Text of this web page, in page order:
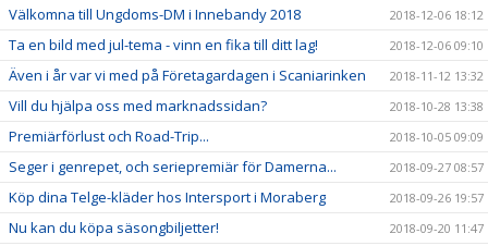
Välkomna till Ungdoms-DM i Innebandy 2018 2018-12-06 18:12
Ta en bild med jul-tema - vinn en fika till ditt lag! 2018-12-06 09:10
Även i år var vi med på Företagardagen i Scaniarinken 2018-11-12 13:32
Vill du hjälpa oss med marknadssidan? 2018-10-28 13:38
Premiärförlust och Road-Trip... 2018-10-05 09:09
Seger i genrepet, och seriepremiär för Damerna... 2018-09-27 08:57
Köp dina Telge-kläder hos Intersport i Moraberg 2018-09-26 19:57
Nu kan du köpa säsongbiljetter! 2018-09-20 11:47